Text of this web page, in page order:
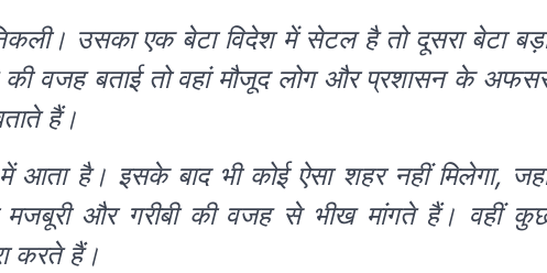
उसका एक बेटा विदेश में सेटल है तो दूसरा बेटा
की वजह बताई तो वहां मौजूद लोग और प्रशासन के
हैं।
में आता है। इसके बाद भी कोई ऐसा शहर नहीं मिलेगा,
मजबूरी और गरीबी की वजह से भीख मांगते हैं। वहीं
करते हैं।